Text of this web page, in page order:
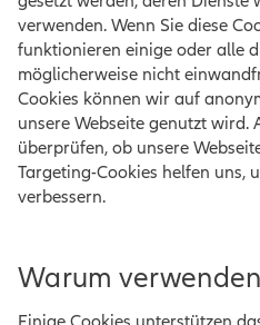
verwenden. Wenn Sie diese
funktionieren einige oder alle
möglicherweise nicht
Cookies können wir auf
unsere Webseite genutzt
überprüfen, ob unsere
Targeting-Cookies helfen uns,
verbessern.
Warum